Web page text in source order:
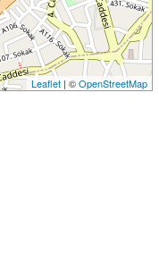
Leaflet| ©OpenStreetMap